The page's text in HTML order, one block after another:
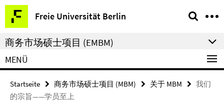
Springe
direkt
zu
Inhalt
Freie Universität Berlin
Service-
Navigation
商务市场硕士项目 (EMBM)
MENÜ
Startseite 商务市场硕士项目 (MBM) 关于 MBM
我们
的宗旨——学员至上